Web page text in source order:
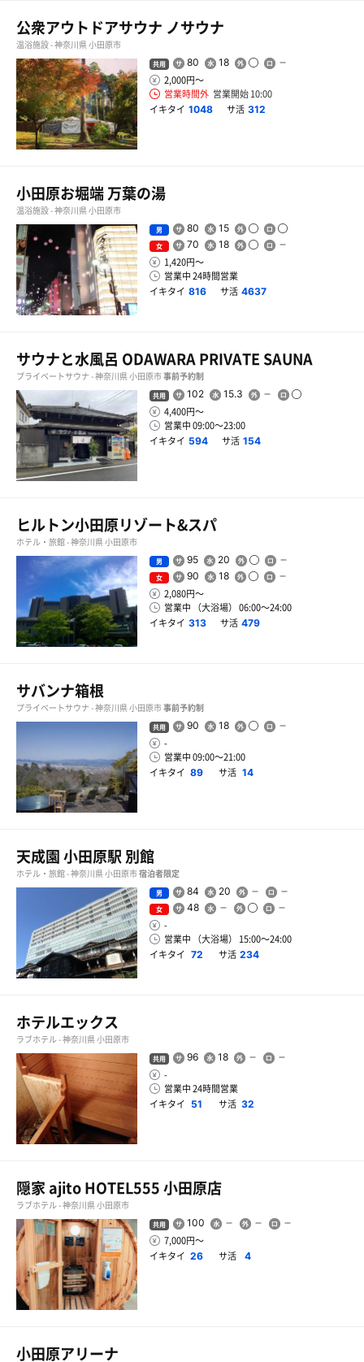
公衆アウトドアサウナ ノサウナ
温浴施設 - 神奈川県 小田原市
共用 80 18
2,000円〜
営業時間外 営業開始 10:00
イキタイ 1048 サ活 312
小田原お堀端 万葉の湯
温浴施設 - 神奈川県 小田原市
男 80 15
女 70 18
1,420円〜
営業中 24時間営業
イキタイ 816 サ活 4637
サウナと水風呂 ODAWARA PRIVATE SAUNA
プライベートサウナ - 神奈川県 小田原市事前予約制
共用 102 15.3
4,400円〜
営業中 09:00〜23:00
イキタイ 594 サ活 154
ヒルトン小田原リゾート&スパ
ホテル・旅館 - 神奈川県 小田原市
男 95 20
女 90 18
2,080円〜
営業中 （大浴場） 06:00〜24:00
イキタイ 313 サ活 479
サバンナ箱根
プライベートサウナ - 神奈川県 小田原市事前予約制
共用 90 18
-
営業中 09:00〜21:00
イキタイ 89 サ活 14
天成園 小田原駅 別館
ホテル・旅館 - 神奈川県 小田原市宿泊者限定
男 84 20
女 48
-
営業中 （大浴場） 15:00〜24:00
イキタイ 72 サ活 234
ホテルエックス
ラブホテル - 神奈川県 小田原市
共用 96 18
-
営業中 24時間営業
イキタイ 51 サ活 32
隠家 ajito HOTEL555 小田原店
ラブホテル - 神奈川県 小田原市
共用 100
7,000円〜
イキタイ 26 サ活 4
小田原アリーナ